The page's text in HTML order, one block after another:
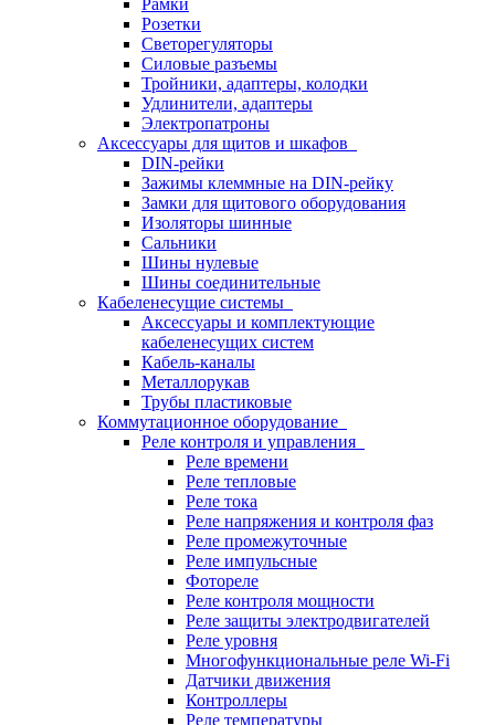
Рамки
Розетки
Светорегуляторы
Силовые разъемы
Тройники, адаптеры, колодки
Удлинители, адаптеры
Электропатроны
Аксессуары для щитов и шкафов
DIN-рейки
Зажимы клеммные на DIN-рейку
Замки для щитового оборудования
Изоляторы шинные
Сальники
Шины нулевые
Шины соединительные
Кабеленесущие системы
Аксессуары и комплектующие
кабеленесущих систем
Кабель-каналы
Металлорукав
Трубы пластиковые
Коммутационное оборудование
Реле контроля и управления
Реле времени
Реле тепловые
Реле тока
Реле напряжения и контроля фаз
Реле промежуточные
Реле импульсные
Фотореле
Реле контроля мощности
Реле защиты электродвигателей
Реле уровня
Многофункциональные реле Wi-Fi
Датчики движения
Контроллеры
Реле температуры